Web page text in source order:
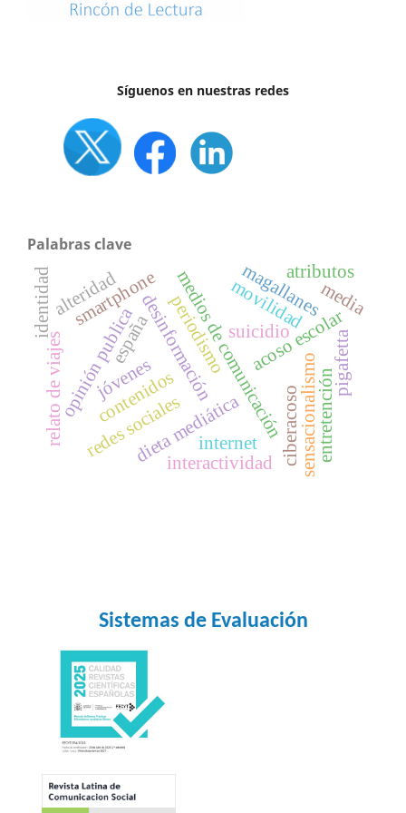
Síguenos en nuestras redes
Palabras clave
dieta mediática
jóvenes medios de comunicación
redes sociales
desinformación acoso escolar
ciberacoso
suicidio
opinión publica periodismo
sensacionalismo
smartphone movilidad
contenidos
interactividad
relato de viajes entretención
alteridad magallanes
atributos
pigafetta
identidad
españa
internet
media
Sistemas de Evaluación